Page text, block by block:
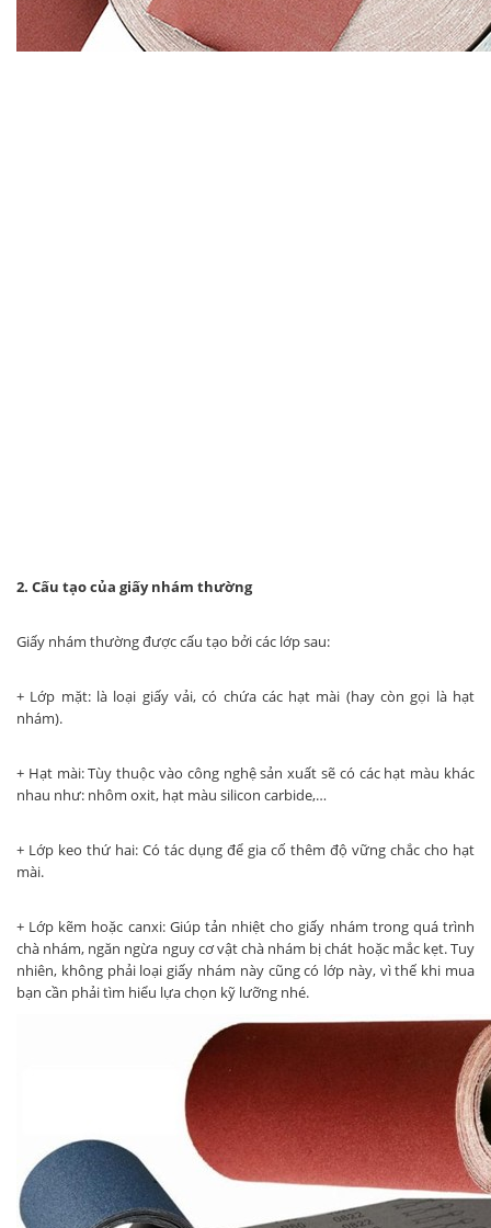
2. Cấu tạo của giấy nhám thường
Giấy nhám thường được cấu tạo bởi các lớp sau:
+ Lớp mặt: là loại giấy vải, có chứa các hạt mài (hay còn gọi là hạt
nhám).
+ Hạt mài: Tùy thuộc vào công nghệ sản xuất sẽ có các hạt màu khác
nhau như: nhôm oxit, hạt màu silicon carbide,…
+ Lớp keo thứ hai: Có tác dụng để gia cố thêm độ vững chắc cho hạt
mài.
+ Lớp kẽm hoặc canxi: Giúp tản nhiệt cho giấy nhám trong quá trình
chà nhám, ngăn ngừa nguy cơ vật chà nhám bị chát hoặc mắc kẹt. Tuy
nhiên, không phải loại giấy nhám này cũng có lớp này, vì thế khi mua
bạn cần phải tìm hiểu lựa chọn kỹ lưỡng nhé.